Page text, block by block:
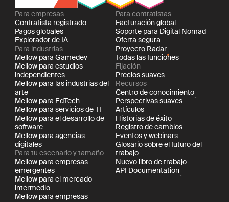
Para empresas
Contratista registrado
Pagos globales
Explorador de IA
Para industrias
Mellow para Gamedev
Mellow para estudios
independientes
Mellow para las industrias del
arte
Mellow para EdTech
Mellow para servicios de TI
Mellow para el desarrollo de
software
Mellow para agencias
digitales
Para tu escenario y tamaño
Mellow para empresas
emergentes
Mellow para el mercado
intermedio
Mellow para empresas
Para contratistas
Facturación global
Soporte para Digital Nomad
Oferta segura
Proyecto Radar
Todas las funciones
Fijación
Precios suaves
Recursos
Centro de conocimiento
Perspectivas suaves
Artículos
Historias de éxito
Registro de cambios
Eventos y webinars
Glosario sobre el futuro del
trabajo
Nuevo libro de trabajo
API Documentation